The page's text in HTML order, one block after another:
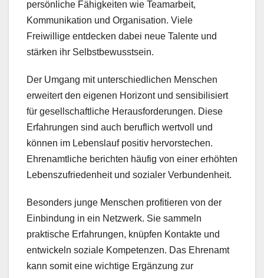
persönliche Fähigkeiten wie Teamarbeit,
Kommunikation und Organisation. Viele
Freiwillige entdecken dabei neue Talente und
stärken ihr Selbstbewusstsein.
Der Umgang mit unterschiedlichen Menschen
erweitert den eigenen Horizont und sensibilisiert
für gesellschaftliche Herausforderungen. Diese
Erfahrungen sind auch beruflich wertvoll und
können im Lebenslauf positiv hervorstechen.
Ehrenamtliche berichten häufig von einer erhöhten
Lebenszufriedenheit und sozialer Verbundenheit.
Besonders junge Menschen profitieren von der
Einbindung in ein Netzwerk. Sie sammeln
praktische Erfahrungen, knüpfen Kontakte und
entwickeln soziale Kompetenzen. Das Ehrenamt
kann somit eine wichtige Ergänzung zur